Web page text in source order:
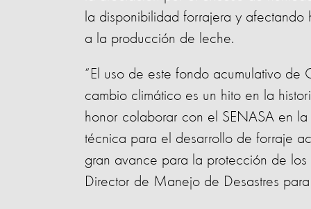
la disponibilidad forrajera y
a la producción de leche.
“El uso de este fondo acumulativo
cambio climático es un hito en la
honor colaborar con el SENASA en
técnica para el desarrollo de forraje
gran avance para la protección de
Director de Manejo de Desastres